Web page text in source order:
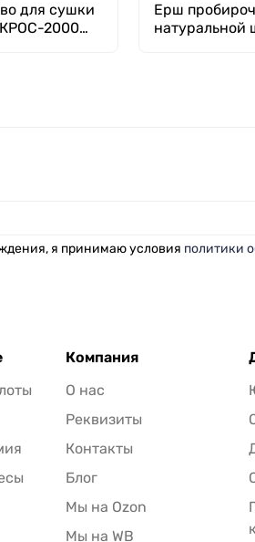
для сушки
2000
Ерш
натуральной
я принимаю условия политики
Компания
О нас
Реквизиты
Контакты
Блог
Мы на Ozon
Мы на WB